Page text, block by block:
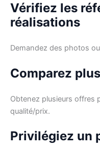
Vérifiez les
réalisations
Demandez des photos
Comparez
Obtenez plusieurs offres
qualité/prix.
Privilégiez un